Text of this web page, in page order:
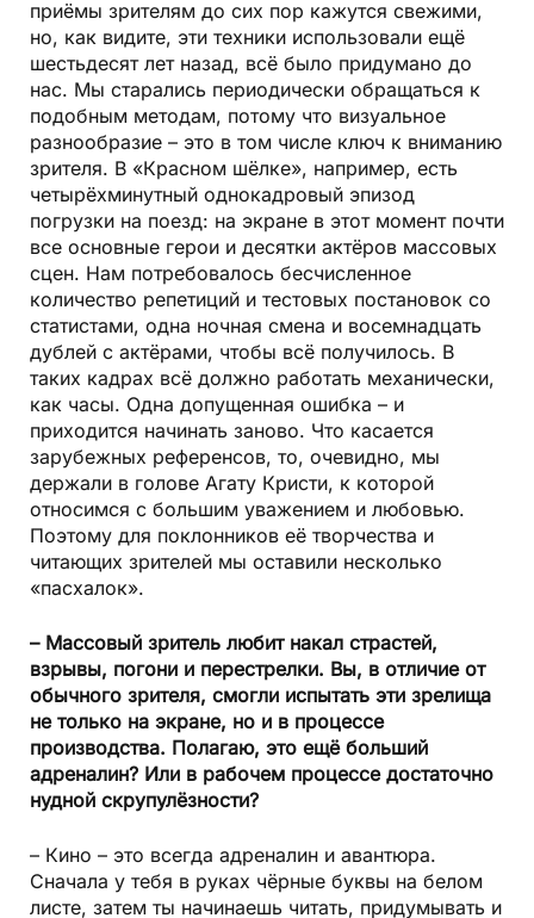
приёмы зрителям до сих пор кажутся свежими,
но, как видите, эти техники использовали ещё
шестьдесят лет назад, всё было придумано до
нас. Мы старались периодически обращаться к
подобным методам, потому что визуальное
разнообразие – это в том числе ключ к вниманию
зрителя. В «Красном шёлке», например, есть
четырёхминутный однокадровый эпизод
погрузки на поезд: на экране в этот момент почти
все основные герои и десятки актёров массовых
сцен. Нам потребовалось бесчисленное
количество репетиций и тестовых постановок со
статистами, одна ночная смена и восемнадцать
дублей с актёрами, чтобы всё получилось. В
таких кадрах всё должно работать механически,
как часы. Одна допущенная ошибка – и
приходится начинать заново. Что касается
зарубежных референсов, то, очевидно, мы
держали в голове Агату Кристи, к которой
относимся с большим уважением и любовью.
Поэтому для поклонников её творчества и
читающих зрителей мы оставили несколько
«пасхалок».
– Массовый зритель любит накал страстей,
взрывы, погони и перестрелки. Вы, в отличие от
обычного зрителя, смогли испытать эти зрелища
не только на экране, но и в процессе
производства. Полагаю, это ещё больший
адреналин? Или в рабочем процессе достаточно
нудной скрупулёзности?
– Кино – это всегда адреналин и авантюра.
Сначала у тебя в руках чёрные буквы на белом
листе, затем ты начинаешь читать, придумывать и